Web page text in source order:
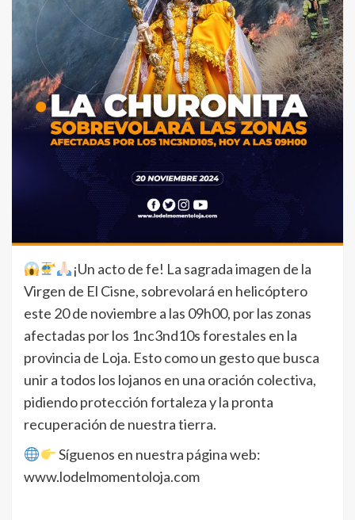
¡Un acto de fe! La sagrada imagen de la
Virgen de El Cisne, sobrevolará en helicóptero
este 20 de noviembre a las 09h00, por las zonas
afectadas por los 1nc3nd10s forestales en la
provincia de Loja. Esto como un gesto que busca
unir a todos los lojanos en una oración colectiva,
pidiendo protección fortaleza y la pronta
recuperación de nuestra tierra.
Síguenos en nuestra página web:
www.lodelmomentoloja.com